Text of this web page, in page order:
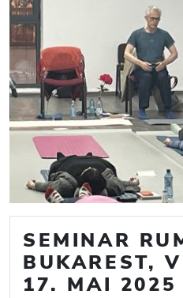
SEMINAR
BUKAREST,
17. MAI 2025